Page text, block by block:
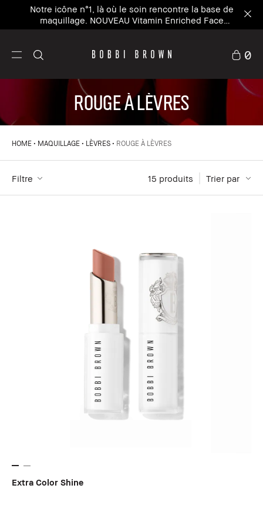
Notre icône n°1, là où le soin rencontre la base de
maquillage. NOUVEAU Vitamin Enriched Face
Base+
0
ROUGE À LÈVRES
HOME MAQUILLAGE LÈVRES ROUGE À LÈVRES
Filtre Trier par
15 produits
Extra Color Shine